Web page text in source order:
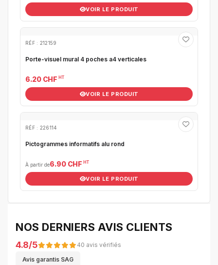
VOIR LE PRODUIT
RÉF : 212159
Porte-visuel mural 4 poches a4 verticales
6.20 CHF HT
VOIR LE PRODUIT
RÉF : 226114
Pictogrammes informatifs alu rond
À partir de6.90 CHF HT
VOIR LE PRODUIT
NOS DERNIERS AVIS CLIENTS
4.8/5 40 avis vérifiés
Avis garantis SAG